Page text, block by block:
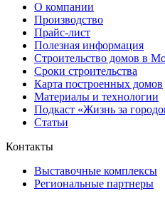
О компании
Производство
Прайс-лист
Полезная информация
Строительство домов в
Сроки строительства
Карта построенных домов
Материалы и технологии
Подкаст «Жизнь за
Статьи
Контакты
Выставочные комплексы
Региональные партнеры